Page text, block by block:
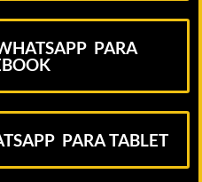
PARA
PARA TABLET